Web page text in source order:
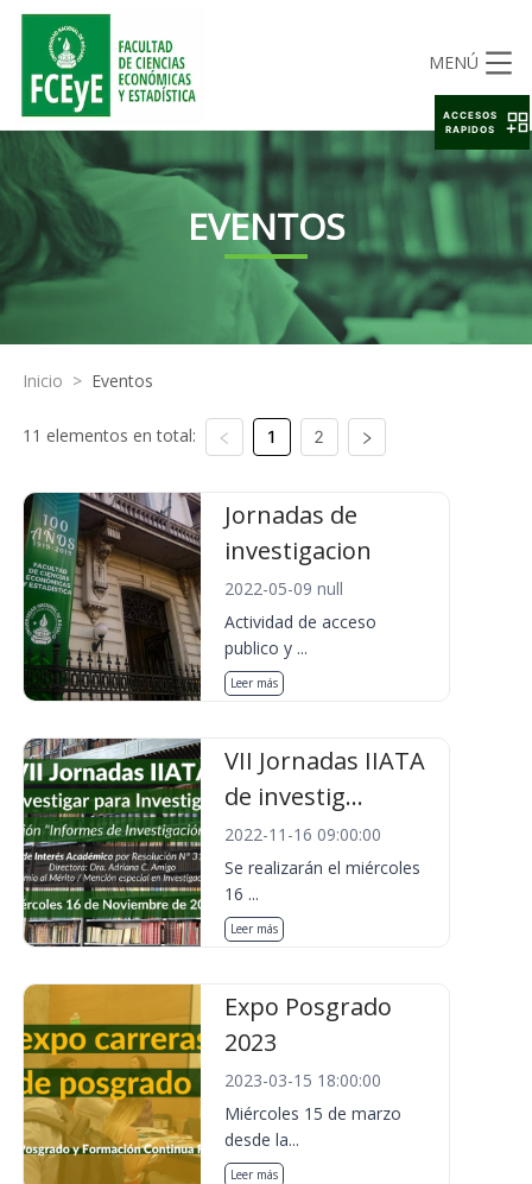
MENÚ
EVENTOS
Inicio > Eventos
11 elementos en total: 1 2
Jornadas de
investigacion
2022-05-09 null
Actividad de acceso
publico y ...
Leer más
VII Jornadas IIATA
de investig...
2022-11-16 09:00:00
Se realizarán el miércoles
16 ...
Leer más
Expo Posgrado
2023
2023-03-15 18:00:00
Miércoles 15 de marzo
desde la...
Leer más
ACCESOS
RAPIDOS